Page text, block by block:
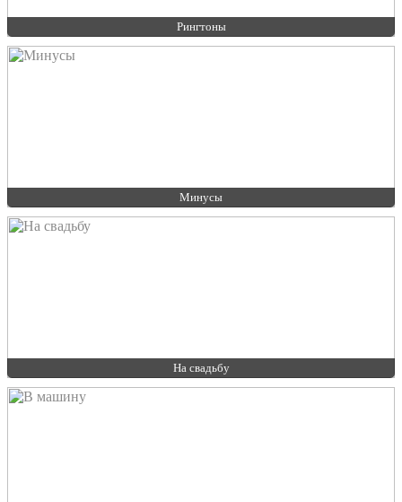
Рингтоны
Минусы
На свадьбу